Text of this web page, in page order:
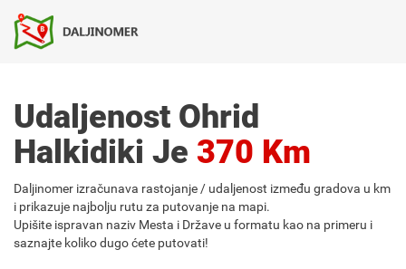
Udaljenost Ohrid
Halkidiki Je 370 Km
Daljinomer izračunava rastojanje / udaljenost između gradova u km
i prikazuje najbolju rutu za putovanje na mapi.
Upišite ispravan naziv Mesta i Države u formatu kao na primeru i
saznajte koliko dugo ćete putovati!